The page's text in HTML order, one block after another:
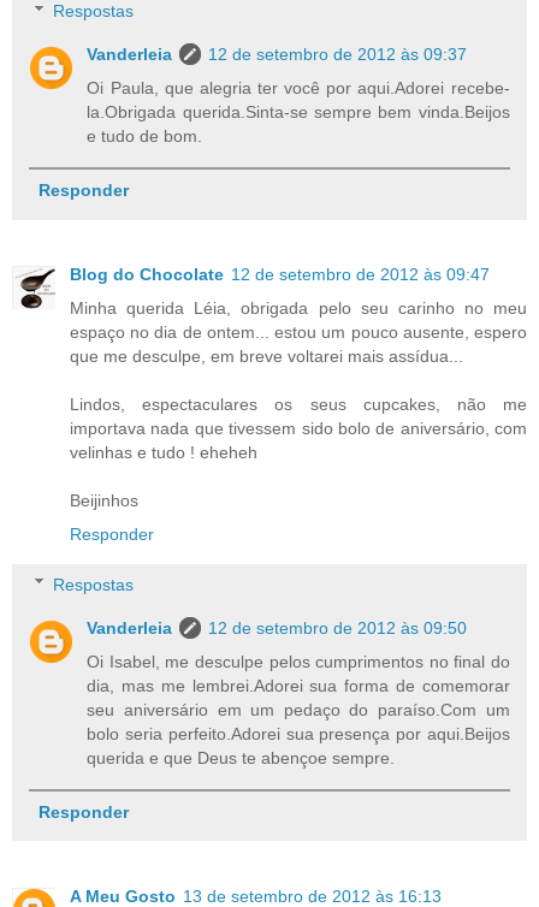
Respostas
Vanderleia
12 de setembro de 2012 às 09:37
Oi Paula, que alegria ter você por aqui.Adorei recebe-
la.Obrigada querida.Sinta-se sempre bem vinda.Beijos
e tudo de bom.
Responder
Blog do Chocolate 12 de setembro de 2012 às 09:47
Minha querida Léia, obrigada pelo seu carinho no meu
espaço no dia de ontem... estou um pouco ausente, espero
que me desculpe, em breve voltarei mais assídua...
Lindos, espectaculares os seus cupcakes, não me
importava nada que tivessem sido bolo de aniversário, com
velinhas e tudo ! eheheh
Beijinhos
Responder
Respostas
Vanderleia
12 de setembro de 2012 às 09:50
Oi Isabel, me desculpe pelos cumprimentos no final do
dia, mas me lembrei.Adorei sua forma de comemorar
seu aniversário em um pedaço do paraíso.Com um
bolo seria perfeito.Adorei sua presença por aqui.Beijos
querida e que Deus te abençoe sempre.
Responder
A Meu Gosto 13 de setembro de 2012 às 16:13